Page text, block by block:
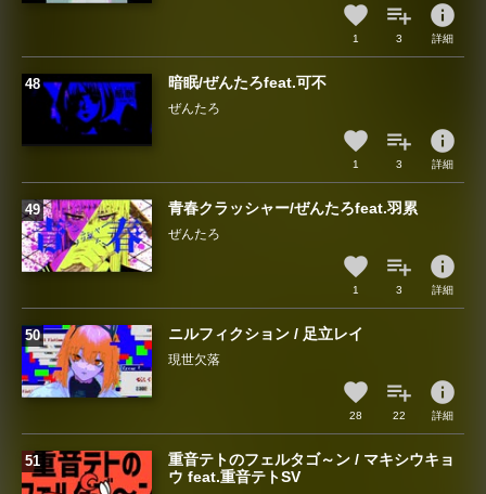
1 3
info
詳細
暗眠/ぜんたろfeat.可不
ぜんたろ
1 3
info
詳細
青春クラッシャー/ぜんたろfeat.羽累
ぜんたろ
1 3
info
詳細
ニルフィクション / 足立レイ
現世欠落
28 22
info
詳細
重音テトのフェルタゴ～ン / マキシウキョ
ウ feat.重音テトSV